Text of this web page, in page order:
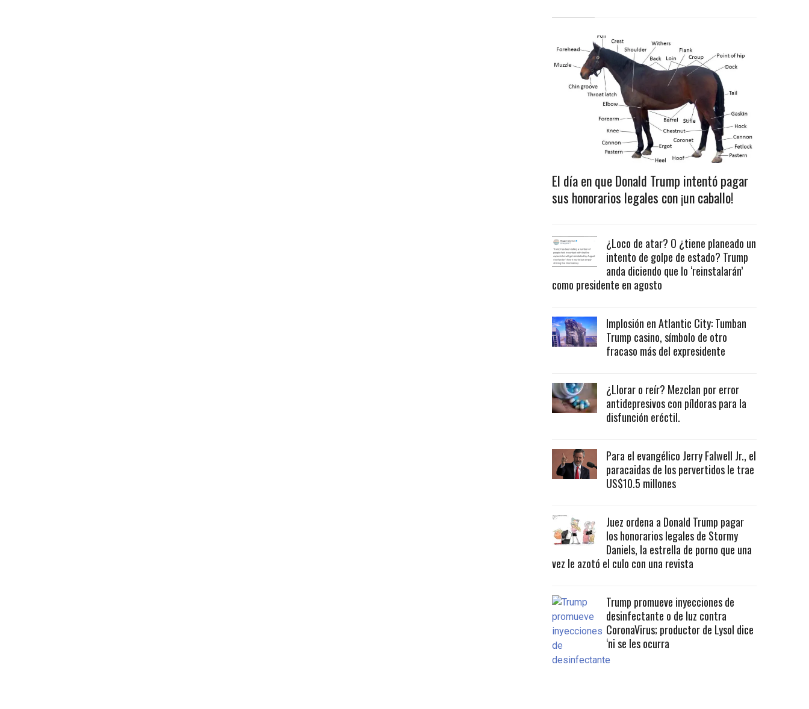
El día en que Donald Trump intentó pagar
sus honorarios legales con ¡un caballo!
¿Loco de atar? O ¿tiene planeado un
intento de golpe de estado? Trump
anda diciendo que lo ‘reinstalarán’
como presidente en agosto
Implosión en Atlantic City: Tumban
Trump casino, símbolo de otro
fracaso más del expresidente
¿Llorar o reír? Mezclan por error
antidepresivos con píldoras para la
disfunción eréctil.
Para el evangélico Jerry Falwell Jr., el
paracaidas de los pervertidos le trae
US$10.5 millones
Juez ordena a Donald Trump pagar
los honorarios legales de Stormy
Daniels, la estrella de porno que una
vez le azotó el culo con una revista
Trump promueve inyecciones de
desinfectante o de luz contra
CoronaVirus; productor de Lysol dice
‘ni se les ocurra